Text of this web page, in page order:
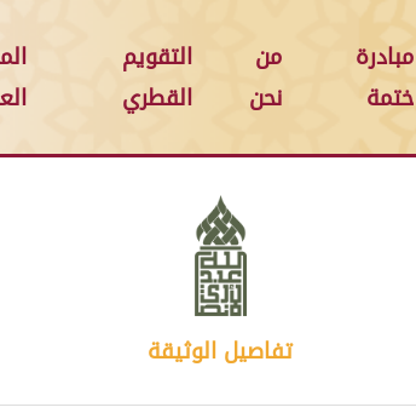
مبادرة
ختمة
من
نحن
التقويم
القطري
تفاصيل الوثيقة